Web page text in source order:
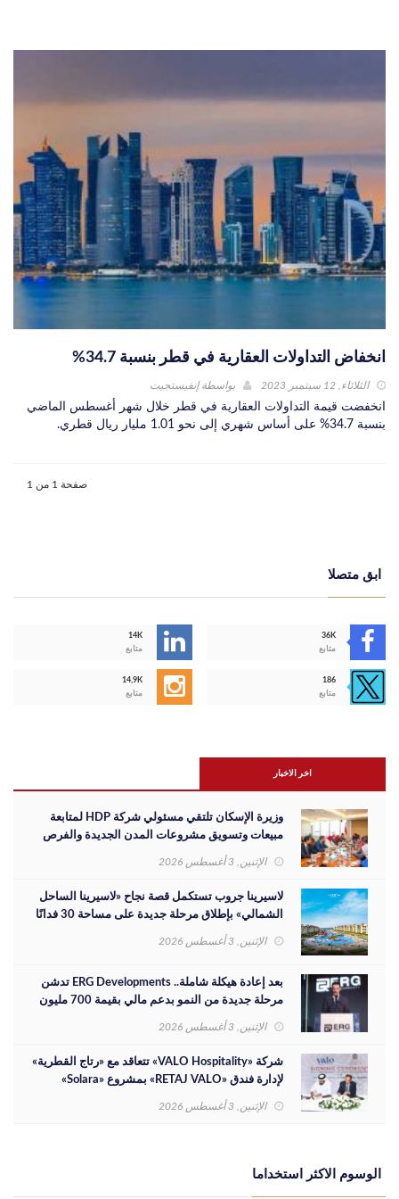
انخفاض التداولات العقارية في قطر بنسبة 34.7%
الثلاثاء, 12 سبتمبر 2023 بواسطةإنفيستجيت
انخفضت قيمة التداولات العقارية في قطر خلال شهر أغسطس الماضي
بنسبة 34.7% على أساس شهري إلى نحو 1.01 مليار ريال قطري.
صفحة 1 من 1
ابق متصلا
14K
متابع
36K
متابع
14,9K
متابع
186
متابع
اخر الاخبار
وزيرة الإسكان تلتقي مسئولي شركة HDP لمتابعة
مبيعات وتسويق مشروعات المدن الجديدة والفرص
الإثنين, 3 أغسطس 2026
لاسيرينا جروب تستكمل قصة نجاح «لاسيرينا الساحل
الشمالي» بإطلاق مرحلة جديدة على مساحة 30 فدانًا
الإثنين, 3 أغسطس 2026
بعد إعادة هيكلة شاملة.. ERG Developments تدشن
مرحلة جديدة من النمو بدعم مالي بقيمة 700 مليون
الإثنين, 3 أغسطس 2026
شركة «VALO Hospitality» تتعاقد مع «رتاج القطرية»
لإدارة فندق «RETAJ VALO» بمشروع «Solara»
الإثنين, 3 أغسطس 2026
الوسوم الاكثر استخداما